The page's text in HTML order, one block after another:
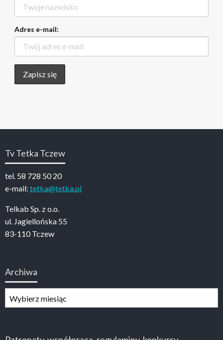
Adres e-mail:
Tv Tetka Tczew
tel. 58 728 50 20
e-mail: tetka@tetka.pl
Telkab Sp. z o.o.
ul. Jagiellońska 55
83-110 Tczew
Archiwa